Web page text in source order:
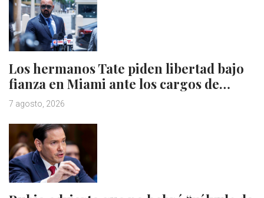
Los hermanos Tate piden libertad bajo
fianza en Miami ante los cargos de…
7 agosto, 2026